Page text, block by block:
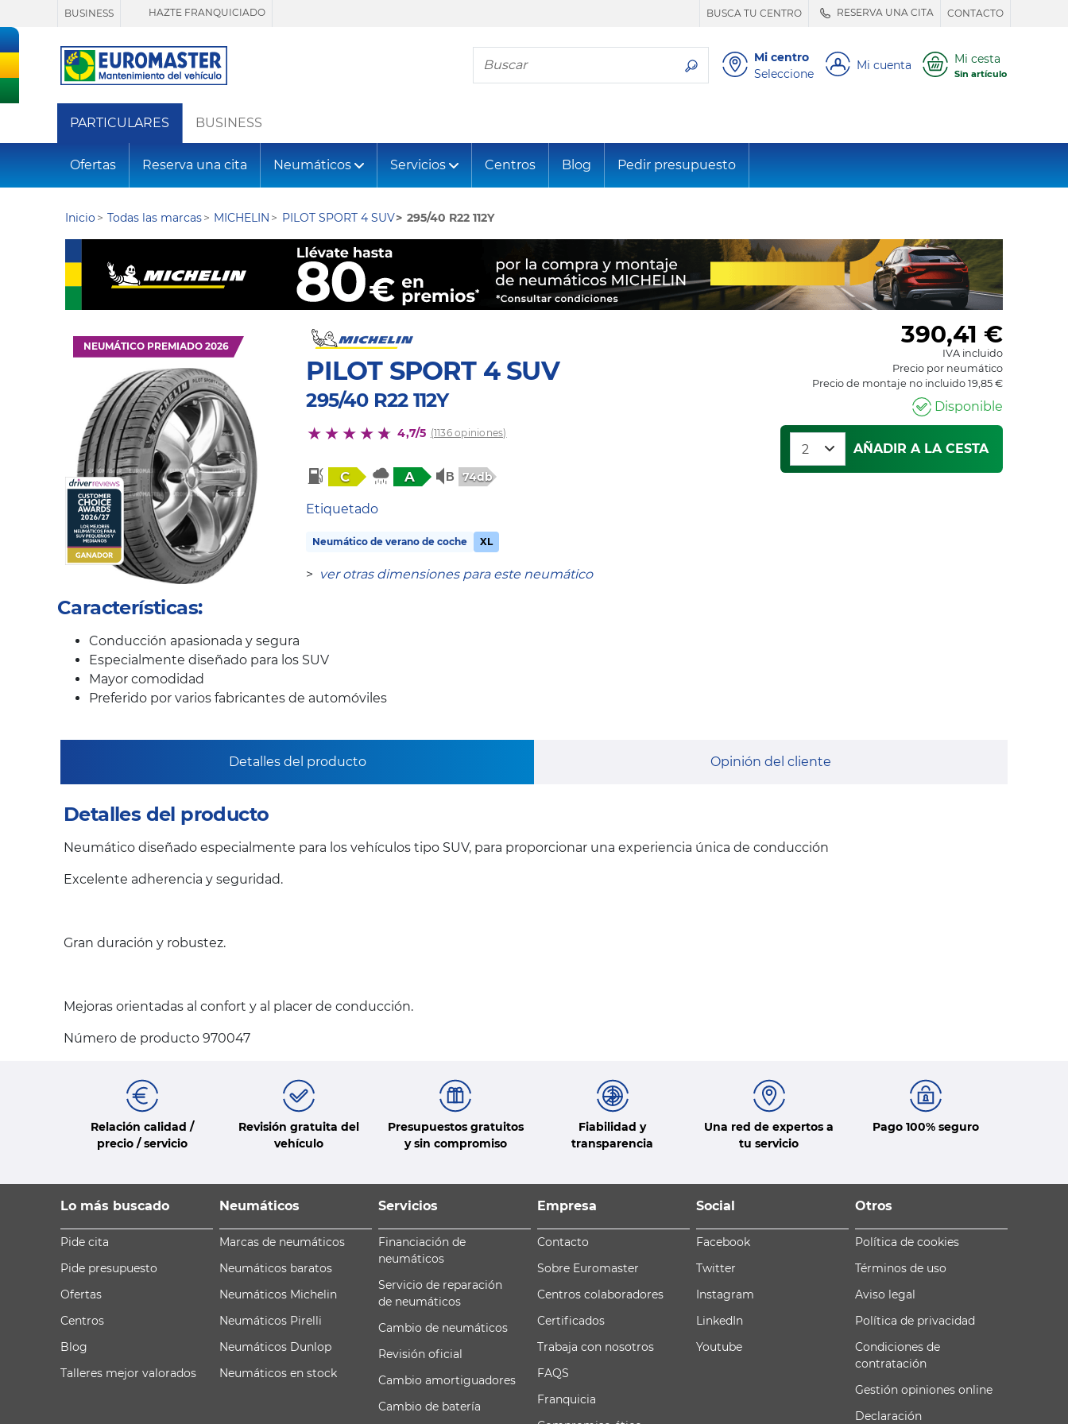
BUSINESS HAZTE FRANQUICIADO BUSCA TU CENTRO RESERVA UNA CITA CONTACTO
Busca tu neumático
Mi centro
Seleccione
Mi cuenta Mi cesta
Sin artículo
PARTICULARES BUSINESS
Ofertas Reserva una cita Neumáticos Servicios Centros Blog Pedir presupuesto
Inicio Todas las marcas MICHELIN PILOT SPORT 4 SUV 295/40 R22 112Y
NEUMÁTICO PREMIADO 2026
PILOT SPORT 4 SUV
295/40 R22 112Y
4,7/5 (1136 opiniones)
C A 74db
Etiquetado
Neumático de verano de coche XL
> ver otras dimensiones para este neumático
390,41 €
IVA incluido
Precio por neumático
Precio de montaje no incluido 19,85 €
Disponible
AÑADIR A LA CESTA
Características:
Conducción apasionada y segura
Especialmente diseñado para los SUV
Mayor comodidad
Preferido por varios fabricantes de automóviles
Detalles del producto Opinión del cliente
Detalles del producto
Neumático diseñado especialmente para los vehículos tipo SUV, para proporcionar una experiencia única de conducción
Excelente adherencia y seguridad.
Gran duración y robustez.
Mejoras orientadas al confort y al placer de conducción.
Número de producto 970047
Relación calidad /
precio / servicio
Revisión gratuita del
vehículo
Presupuestos gratuitos
y sin compromiso
Fiabilidad y
transparencia
Una red de expertos a
tu servicio
Pago 100% seguro
Lo más buscado
Pide cita
Pide presupuesto
Ofertas
Centros
Blog
Talleres mejor valorados
Neumáticos
Marcas de neumáticos
Neumáticos baratos
Neumáticos Michelin
Neumáticos Pirelli
Neumáticos Dunlop
Neumáticos en stock
Servicios
Financiación de
neumáticos
Servicio de reparación
de neumáticos
Cambio de neumáticos
Revisión oficial
Cambio amortiguadores
Cambio de batería
Empresa
Contacto
Sobre Euromaster
Centros colaboradores
Certificados
Trabaja con nosotros
FAQS
Franquicia
Social
Facebook
Twitter
Instagram
LinkedIn
Youtube
Otros
Política de cookies
Términos de uso
Aviso legal
Política de privacidad
Condiciones de
contratación
Gestión opiniones online
Declaración